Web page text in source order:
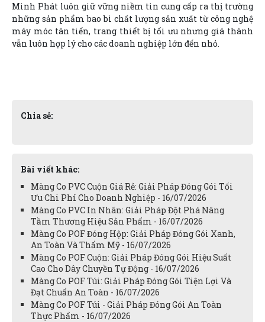
Minh Phát luôn giữ vững niềm tin cung cấp ra thị trường
những sản phẩm bao bì chất lượng sản xuất từ công nghệ
máy móc tân tiến, trang thiết bị tối ưu nhưng giá thành
vẫn luôn hợp lý cho các doanh nghiệp lớn đến nhỏ.
Chia sẻ:
Bài viết khác:
Màng Co PVC Cuộn Giá Rẻ: Giải Pháp Đóng Gói Tối
Ưu Chi Phí Cho Doanh Nghiệp - 16/07/2026
Màng Co PVC In Nhãn: Giải Pháp Đột Phá Nâng
Tầm Thương Hiệu Sản Phẩm - 16/07/2026
Màng Co POF Đóng Hộp: Giải Pháp Đóng Gói Xanh,
An Toàn Và Thẩm Mỹ - 16/07/2026
Màng Co POF Cuộn: Giải Pháp Đóng Gói Hiệu Suất
Cao Cho Dây Chuyền Tự Động - 16/07/2026
Màng Co POF Túi: Giải Pháp Đóng Gói Tiện Lợi Và
Đạt Chuẩn An Toàn - 16/07/2026
Màng Co POF Túi - Giải Pháp Đóng Gói An Toàn
Thực Phẩm - 16/07/2026